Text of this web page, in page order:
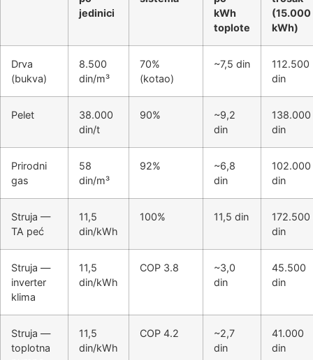
jedinici
kWh
toplote
(15.000
kWh)
Drva
(bukva)
8.500
din/m³
70%
(kotao)
~7,5 din
112.500
din
Pelet
38.000
din/t
90%
~9,2
din
138.000
din
Prirodni
gas
58
din/m³
92%
~6,8
din
102.000
din
Struja —
TA peć
11,5
din/kWh
100% 11,5 din
172.500
din
Struja —
inverter
klima
11,5
din/kWh
COP 3.8
~3,0
din
45.500
din
Struja —
toplotna
11,5
din/kWh
COP 4.2
~2,7
din
41.000
din